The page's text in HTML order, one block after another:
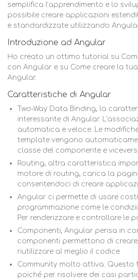
semplifica l’apprendimento e lo
possibile creare applicazioni
e standardizzate utilizzando
Introduzione ad Angular
Ho creato un ottimo tutorial su
con Angular e su Come creare la
Angular.
Caratteristiche di Angular
Two-Way Data Binding, la
interessante di Angular.
automatica e veloce. Le
template vengono
classe del componente e
Routing, altra caratteristica
motore di routing, carica la
consentendoci di creare
Angular ci permette di usare
programmazione come le
Per renderizzare e controllare le
Componenti, Angular pensa in
componenti permettono di
riutilizzare al meglio il codice
Community molto attiva. Questo
poiché per risolvere dei casi